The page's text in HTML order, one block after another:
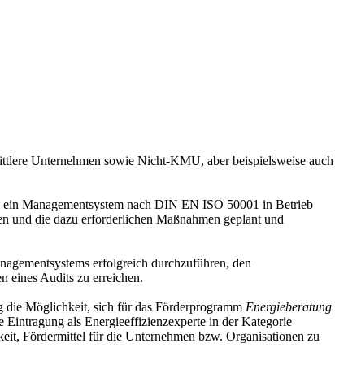
Unternehmen sowie Nicht-KMU, aber beispielsweise auch
Managementsystem nach DIN EN ISO 50001 in Betrieb
und die dazu erforderlichen Maßnahmen geplant und
erfolgreich durchzuführen, den
eines Audits zu erreichen.
die Möglichkeit, sich für das Förderprogramm Energieberatung
als Energieeffizienzexperte in der Kategorie
Fördermittel für die Unternehmen bzw. Organisationen zu